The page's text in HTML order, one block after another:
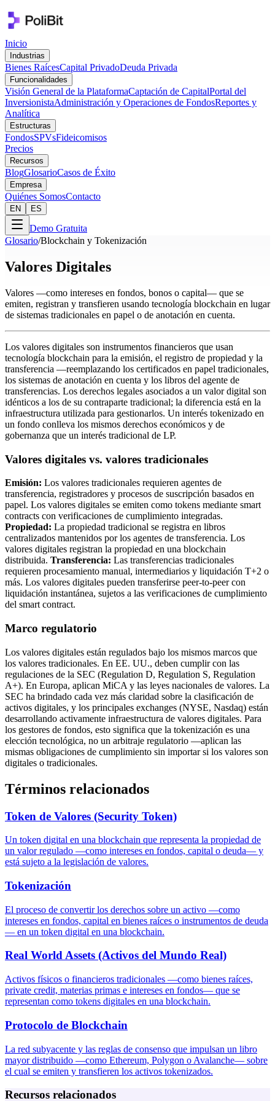
Inicio
Industrias
Bienes RaícesCapital PrivadoDeuda Privada
Funcionalidades
Visión General de la PlataformaCaptación de CapitalPortal del
InversionistaAdministración y Operaciones de FondosReportes y
Analítica
Estructuras
FondosSPVsFideicomisos
Precios
Recursos
BlogGlosarioCasos de Éxito
Empresa
Quiénes SomosContacto
EN ES
Demo Gratuita
Glosario/Blockchain y Tokenización
Valores Digitales
Valores —como intereses en fondos, bonos o capital— que se
emiten, registran y transfieren usando tecnología blockchain en lugar
de sistemas tradicionales en papel o de anotación en cuenta.
Los valores digitales son instrumentos financieros que usan
tecnología blockchain para la emisión, el registro de propiedad y la
transferencia —reemplazando los certificados en papel tradicionales,
los sistemas de anotación en cuenta y los libros del agente de
transferencias. Los derechos legales asociados a un valor digital son
idénticos a los de su contraparte tradicional; la diferencia está en la
infraestructura utilizada para gestionarlos. Un interés tokenizado en
un fondo conlleva los mismos derechos económicos y de
gobernanza que un interés tradicional de LP.
Valores digitales vs. valores tradicionales
Emisión: Los valores tradicionales requieren agentes de
transferencia, registradores y procesos de suscripción basados en
papel. Los valores digitales se emiten como tokens mediante smart
contracts con verificaciones de cumplimiento integradas.
Propiedad: La propiedad tradicional se registra en libros
centralizados mantenidos por los agentes de transferencia. Los
valores digitales registran la propiedad en una blockchain
distribuida. Transferencia: Las transferencias tradicionales
requieren procesamiento manual, intermediarios y liquidación T+2 o
más. Los valores digitales pueden transferirse peer-to-peer con
liquidación instantánea, sujetos a las verificaciones de cumplimiento
del smart contract.
Marco regulatorio
Los valores digitales están regulados bajo los mismos marcos que
los valores tradicionales. En EE. UU., deben cumplir con las
regulaciones de la SEC (Regulation D, Regulation S, Regulation
A+). En Europa, aplican MiCA y las leyes nacionales de valores. La
SEC ha brindado cada vez más claridad sobre la clasificación de
activos digitales, y los principales exchanges (NYSE, Nasdaq) están
desarrollando activamente infraestructura de valores digitales. Para
los gestores de fondos, esto significa que la tokenización es una
elección tecnológica, no un arbitraje regulatorio —aplican las
mismas obligaciones de cumplimiento sin importar si los valores son
digitales o tradicionales.
Términos relacionados
Token de Valores (Security Token)
Un token digital en una blockchain que representa la propiedad de
un valor regulado —como intereses en fondos, capital o deuda— y
está sujeto a la legislación de valores.
Tokenización
El proceso de convertir los derechos sobre un activo —como
intereses en fondos, capital en bienes raíces o instrumentos de deuda
— en un token digital en una blockchain.
Real World Assets (Activos del Mundo Real)
Activos físicos o financieros tradicionales —como bienes raíces,
private credit, materias primas e intereses en fondos— que se
representan como tokens digitales en una blockchain.
Protocolo de Blockchain
La red subyacente y las reglas de consenso que impulsan un libro
mayor distribuido —como Ethereum, Polygon o Avalanche— sobre
el cual se emiten y transfieren los activos tokenizados.
Recursos relacionados